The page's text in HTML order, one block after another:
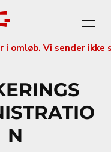
i omløb. Vi sender
N